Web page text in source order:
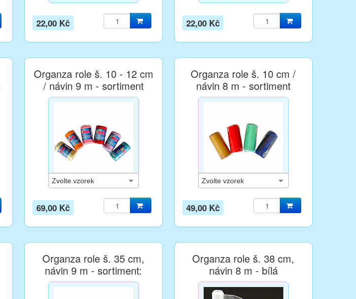
22,00 Kč 22,00 Kč
Organza role š. 10 - 12 cm
/ návin 9 m - sortiment
69,00 Kč
Organza role š. 10 cm /
návin 8 m - sortiment
49,00 Kč
Organza role š. 35 cm,
návin 9 m - sortiment:
Organza role š. 38 cm,
návin 8 m - bílá